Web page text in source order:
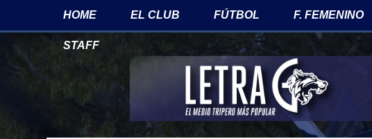
HOME EL CLUB FÚTBOL F. FEMENINO
STAFF